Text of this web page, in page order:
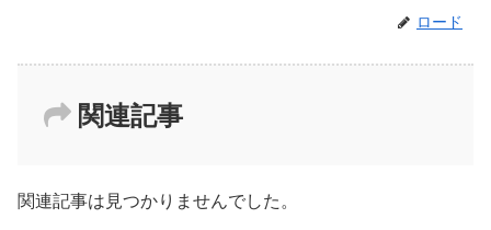
ロード
関連記事
関連記事は見つかりませんでした。